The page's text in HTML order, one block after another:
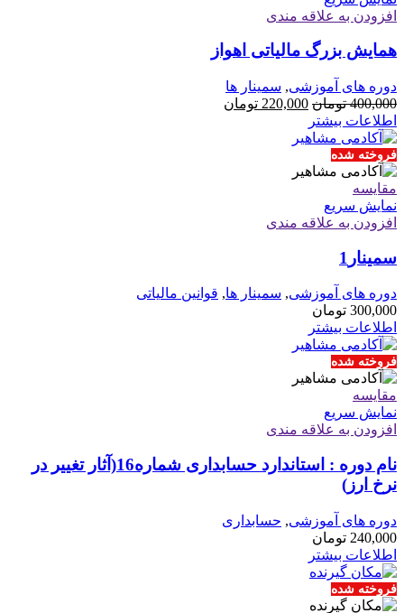
افزودن به علاقه مندی
همایش بزرگ مالیاتی اهواز
دوره های آموزشی, سمینار ها
400,000 تومان قیمت
220,000 تومان
اطلاعات بیشتر
فروخته شده
مقايسه
نمایش سریع
افزودن به علاقه مندی
سمینار1
دوره های آموزشی, سمینار ها, قوانین مالیاتی
300,000 تومان
اطلاعات بیشتر
فروخته شده
مقايسه
نمایش سریع
افزودن به علاقه مندی
نام دوره : استاندارد حسابداری شماره16(آثار تغییر در
نرخ ارز)
دوره های آموزشی, حسابداری
240,000 تومان
اطلاعات بیشتر
فروخته شده